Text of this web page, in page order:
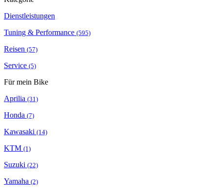
Dienstleistungen
Tuning & Performance (595)
Reisen (57)
Service (5)
Für mein Bike
Aprilia (31)
Honda (7)
Kawasaki (14)
KTM (1)
Suzuki (22)
Yamaha (2)